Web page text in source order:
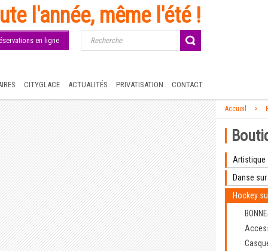
l'année, même l'été !
en ligne
CITYGLACE ACTUALITÉS PRIVATISATION CONTACT
Accueil
Artistique
Danse
Hockey